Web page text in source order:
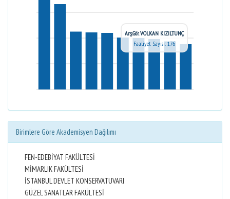
Arş.Gör. VOLKAN KIZILTUNÇ
Faaliyet Sayısı: 176
Birimlere Göre Akademisyen Dağılımı
FEN-EDEBİYAT FAKÜLTESİ
MİMARLIK FAKÜLTESİ
İSTANBUL DEVLET KONSERVATUVARI
GÜZEL SANATLAR FAKÜLTESİ